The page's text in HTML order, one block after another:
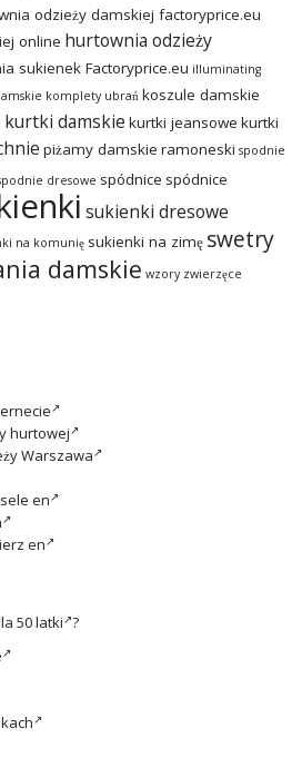
odzieży damskiej factoryprice.eu
online hurtownia odzieży
sukienek Factoryprice.eu illuminating
komplety ubrań koszule damskie
kurtki damskie kurtki jeansowe kurtki
piżamy damskie ramoneski spodnie
dresowe spódnice spódnice
sukienki dresowe
na komunię sukienki na zimę swetry
damskie wzory zwierzęce
hurtowej
Warszawa
en
en
50 latki ?